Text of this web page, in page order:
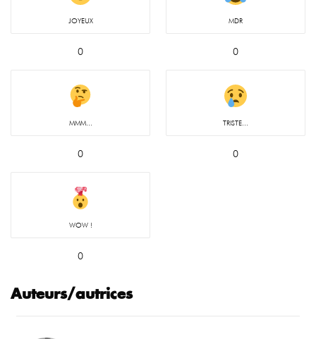
JOYEUX
0
MDR
0
MMM...
0
TRISTE...
0
WOW !
0
Auteurs/autrices